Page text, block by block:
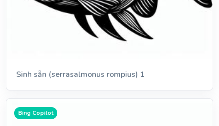
Sinh sẵn (serrasalmonus rompius) 1
Bing Copilot